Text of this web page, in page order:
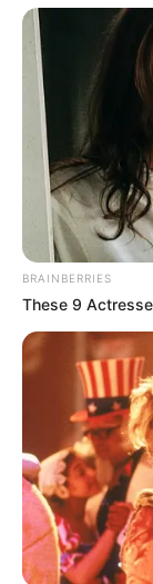
është që të jap
Këtu,
kualitet dhe
shumë. Asgjë
BRAINBERRIES
These 9